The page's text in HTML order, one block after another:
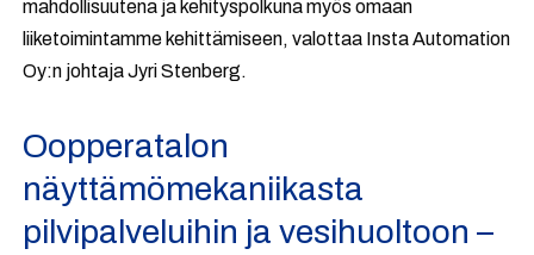
mahdollisuutena ja kehityspolkuna myös omaan
liiketoimintamme kehittämiseen, valottaa Insta Automation
Oy:n johtaja Jyri Stenberg.
Oopperatalon
näyttämömekaniikasta
pilvipalveluihin ja vesihuoltoon –